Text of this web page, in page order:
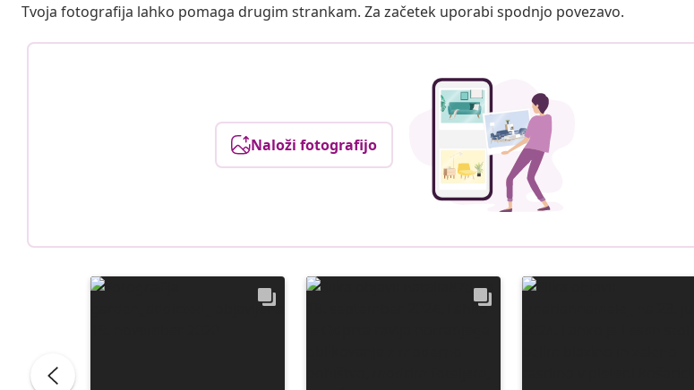
Tvoja fotografija lahko pomaga drugim strankam. Za začetek uporabi spodnjo povezavo.
Naloži fotografijo